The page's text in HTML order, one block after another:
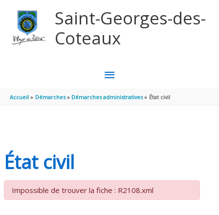
Saint-Georges-des-
Coteaux
MENU
PRINCIPAL
Accueil Démarches Démarches administratives État civil
État civil
Impossible de trouver la fiche : R2108.xml